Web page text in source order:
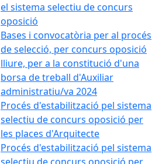
el sistema selectiu de concurs
oposició
Bases i convocatòria per al procés
de selecció, per concurs oposició
lliure, per a la constitució d'una
borsa de treball d'Auxiliar
administratiu/va 2024
Procés d'estabilització pel sistema
selectiu de concurs oposició per
les places d'Arquitecte
Procés d'estabilització pel sistema